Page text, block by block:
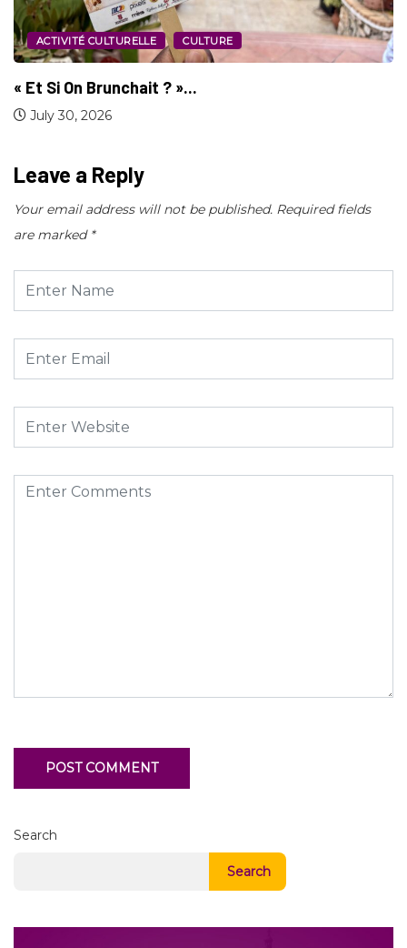
SPORT
Jeux d’Amérique Centrale et des Caraïbes :...
July 29, 2026
Leave a Reply
Your email address will not be published. Required fields
are marked *
Search
Search